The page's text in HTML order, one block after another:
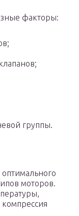
факторы:
группы.
моторов.